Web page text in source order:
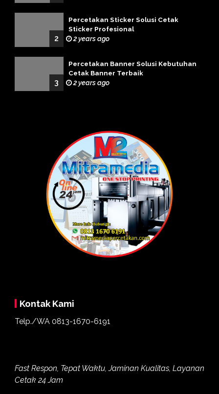
2
Percetakan Sticker Solusi Cetak
Sticker Profesional
2 years ago
3
Percetakan Banner Solusi Kebutuhan
Cetak Banner Terbaik
2 years ago
Kontak Kami
Telp./WA 0813-1670-6191
Fast Respon, Tepat Waktu, Jaminan Kualitas, Layanan
Cetak 24 Jam